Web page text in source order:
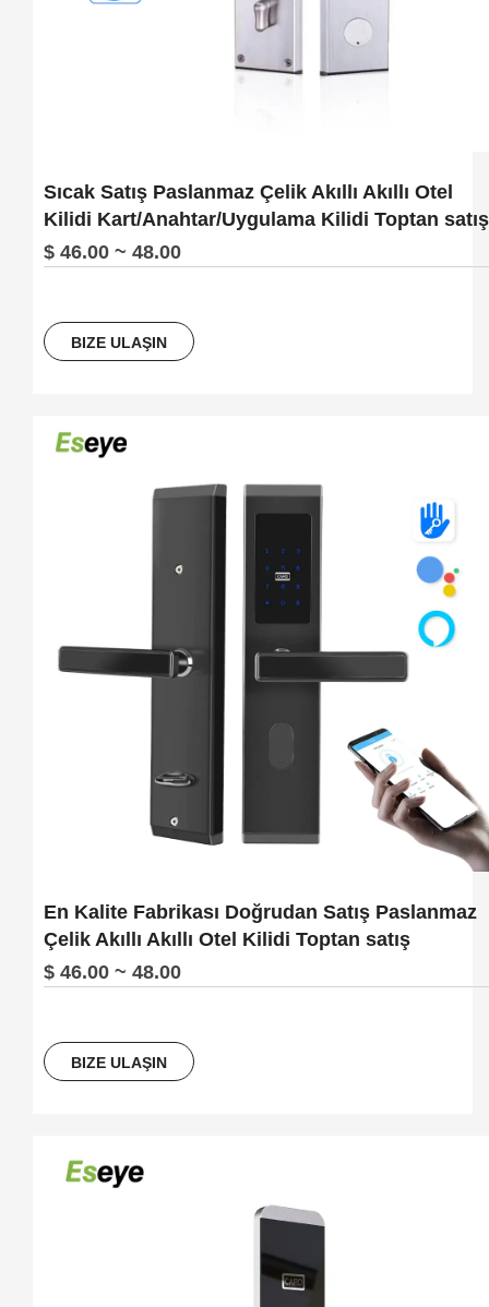
Sıcak Satış Paslanmaz Çelik Akıllı Akıllı Otel
Kilidi Kart/Anahtar/Uygulama Kilidi Toptan satış
$ 46.00 ~ 48.00
BIZE ULAŞIN
En Kalite Fabrikası Doğrudan Satış Paslanmaz
Çelik Akıllı Akıllı Otel Kilidi Toptan satış
$ 46.00 ~ 48.00
BIZE ULAŞIN